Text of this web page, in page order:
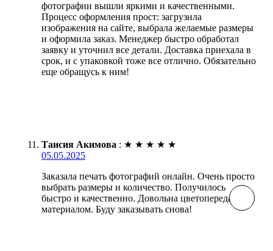
фотографии вышли яркими и качественными.
Процесс оформления прост: загрузила
изображения на сайте, выбрала желаемые размеры
и оформила заказ. Менеджер быстро обработал
заявку и уточнил все детали. Доставка приехала в
срок, и с упаковкой тоже все отлично. Обязательно
еще обращусь к ним!
Таисия Акимова : ★ ★ ★ ★ ★
05.05.2025
Заказала печать фотографий онлайн. Очень просто
выбрать размеры и количество. Получилось
быстро и качественно. Довольна цветопередачей и
материалом. Буду заказывать снова!